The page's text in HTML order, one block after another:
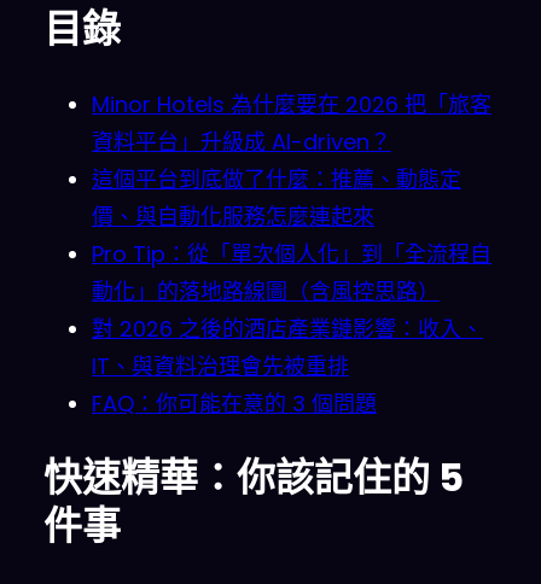
目錄
Minor Hotels 為什麼要在 2026 把「旅客
資料平台」升級成 AI-driven？
這個平台到底做了什麼：推薦、動態定
價、與自動化服務怎麼連起來
Pro Tip：從「單次個人化」到「全流程自
動化」的落地路線圖（含風控思路）
對 2026 之後的酒店產業鏈影響：收入、
IT、與資料治理會先被重排
FAQ：你可能在意的 3 個問題
快速精華：你該記住的 5
件事